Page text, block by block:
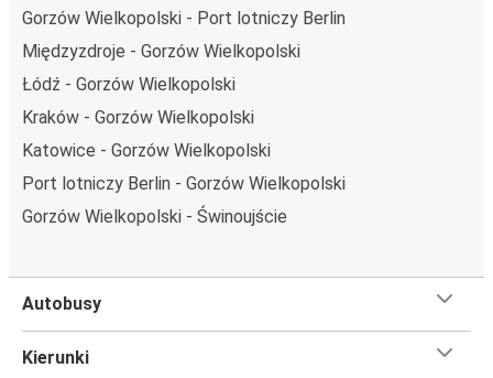
Gorzów Wielkopolski - Port lotniczy Berlin
Międzyzdroje - Gorzów Wielkopolski
Łódź - Gorzów Wielkopolski
Kraków - Gorzów Wielkopolski
Katowice - Gorzów Wielkopolski
Port lotniczy Berlin - Gorzów Wielkopolski
Gorzów Wielkopolski - Świnoujście
Autobusy
Kierunki